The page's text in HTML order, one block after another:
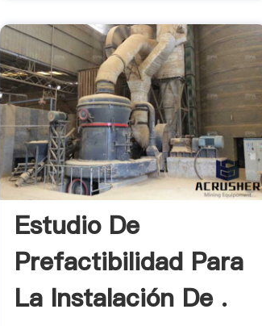
Estudio De
Prefactibilidad Para
La Instalación De .